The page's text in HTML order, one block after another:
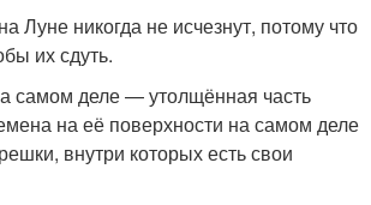
Луне никогда не исчезнут, потому что
их сдуть.
самом деле — утолщённая часть
на её поверхности на самом деле
внутри которых есть свои